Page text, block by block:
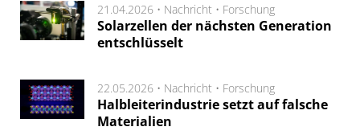
21.04.2026 • Nachricht • Forschung
Solarzellen der nächsten Generation
entschlüsselt
22.05.2026 • Nachricht • Forschung
Halbleiterindustrie setzt auf falsche
Materialien